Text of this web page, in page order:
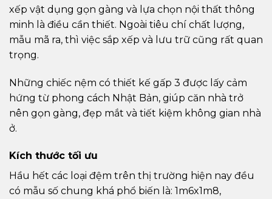
xếp vật dụng gọn gàng và lựa chọn nội thất thông
minh là điều cần thiết. Ngoài tiêu chí chất lượng,
mẫu mã ra, thì việc sắp xếp và lưu trữ cũng rất quan
trọng.
Những chiếc nệm có thiết kế gấp 3 được lấy cảm
hứng từ phong cách Nhật Bản, giúp căn nhà trở
nên gọn gàng, đẹp mắt và tiết kiệm không gian nhà
ở.
Kích thước tối ưu
Hầu hết các loại đệm trên thị trường hiện nay đều
có mẫu số chung khá phổ biến là: 1m6x1m8,